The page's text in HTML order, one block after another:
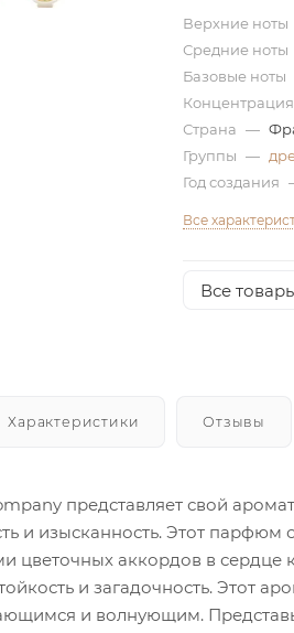
Верхние ноты
Средние ноты
Базовые ноты
Концентрация
Страна —
Группы —
Год создания
Все
Все
Характеристики Отзывы
представляет свой
и изысканность. Этот
цветочных аккордов в
и загадочность. Этот
и волнующим.